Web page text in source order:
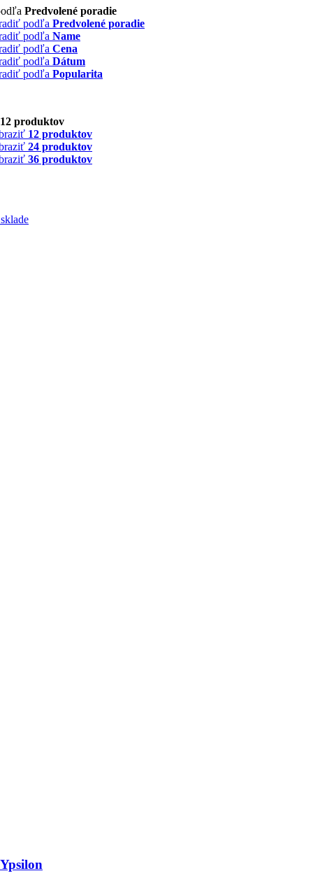
Predvolené poradie
podľa Predvolené poradie
podľa Name
podľa Cena
podľa Dátum
podľa Popularita
12 produktov
12 produktov
24 produktov
36 produktov